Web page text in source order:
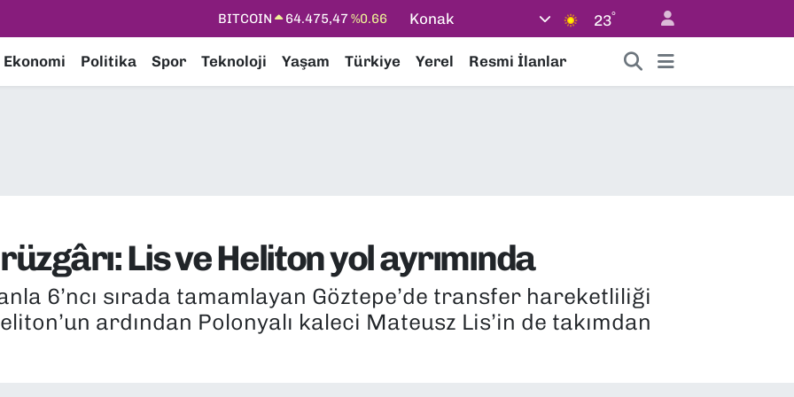
DOLAR 47,5971%0.05
STERLİN
64,2534%0.22
Konak 23°
Ekonomi Politika Spor Teknoloji Yaşam Türkiye Yerel Resmi İlanlar
Lis ve Heliton yol ayrımında
6’ncı sırada tamamlayan Göztepe’de transfer hareketliliği
ardından Polonyalı kaleci Mateusz Lis’in de takımdan